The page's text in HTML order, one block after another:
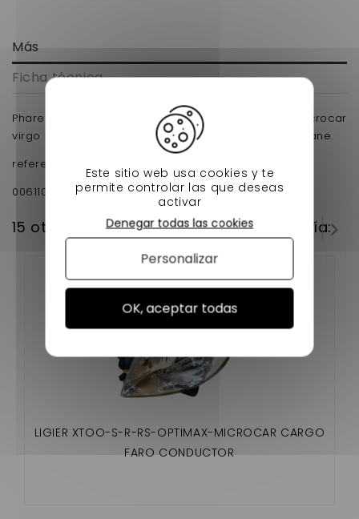
Más
Ficha técnica
Phare avant conducteur adaptable ligier xtoo , microcar
virgo 3 , JDM albizia , jdm abaca , Bellier opale , divane.
reference d'origine :
0061103/
1000479
15 otros productos en la misma categoría:
LIGIER XTOO-S-R-RS-OPTIMAX-MICROCAR CARGO
FARO CONDUCTOR
Este sitio web usa cookies y te
permite controlar las que deseas
activar
OK, aceptar todas
Denegar todas las cookies
Personalizar